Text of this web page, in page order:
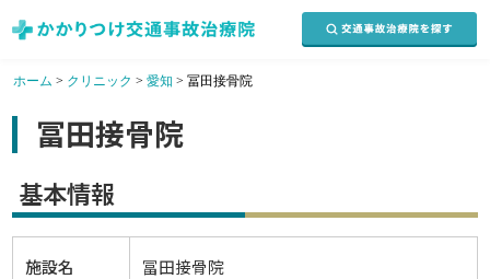
ホーム > クリニック > 愛知 > 冨田接骨院
冨田接骨院
基本情報
施設名 冨田接骨院